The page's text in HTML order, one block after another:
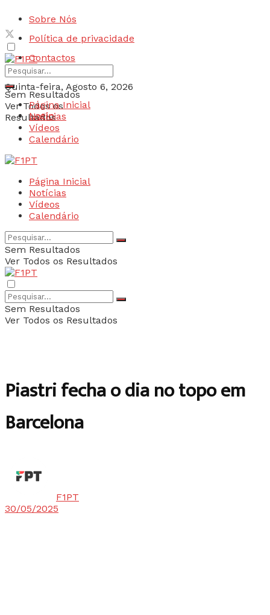
Sobre Nós
Política de privacidade
Contactos
Quinta-feira, Agosto 6, 2026
Login
Sem Resultados
Ver Todos os
Resultados
Página Inicial
Notícias
Vídeos
Calendário
Página Inicial
Notícias
Vídeos
Calendário
Sem Resultados
Ver Todos os Resultados
Sem Resultados
Ver Todos os Resultados
Piastri fecha o dia no topo em
Barcelona
F1PT
30/05/2025